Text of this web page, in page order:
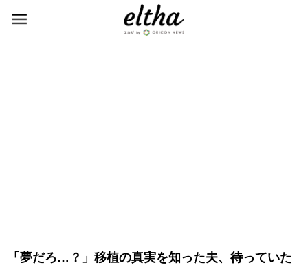
「夢だろ…？」移植の真実を知った夫、待っていた